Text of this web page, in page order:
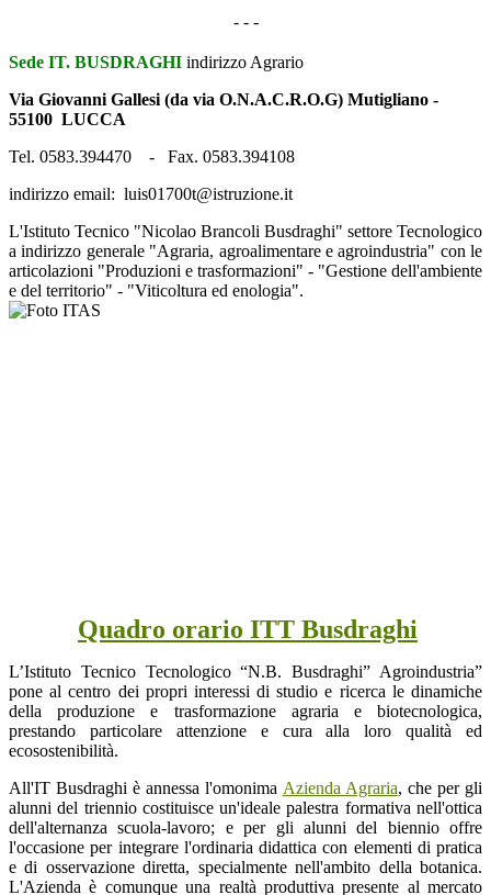
- - -
Sede IT. BUSDRAGHI indirizzo Agrario
Via Giovanni Gallesi (da via O.N.A.C.R.O.G) Mutigliano -
55100 LUCCA
Tel. 0583.394470 - Fax. 0583.394108
indirizzo email: luis01700t@istruzione.it
L'Istituto Tecnico "Nicolao Brancoli Busdraghi" settore Tecnologico
a indirizzo generale "Agraria, agroalimentare e agroindustria" con le
articolazioni "Produzioni e trasformazioni" - "Gestione dell'ambiente
e del territorio" - "Viticoltura ed enologia".
Quadro orario ITT Busdraghi
L’Istituto Tecnico Tecnologico “N.B. Busdraghi” Agroindustria”
pone al centro dei propri interessi di studio e ricerca le dinamiche
della produzione e trasformazione agraria e biotecnologica,
prestando particolare attenzione e cura alla loro qualità ed
ecosostenibilità.
All'IT Busdraghi è annessa l'omonima Azienda Agraria, che per gli
alunni del triennio costituisce un'ideale palestra formativa nell'ottica
dell'alternanza scuola-lavoro; e per gli alunni del biennio offre
l'occasione per integrare l'ordinaria didattica con elementi di pratica
e di osservazione diretta, specialmente nell'ambito della botanica.
L'Azienda è comunque una realtà produttiva presente al mercato